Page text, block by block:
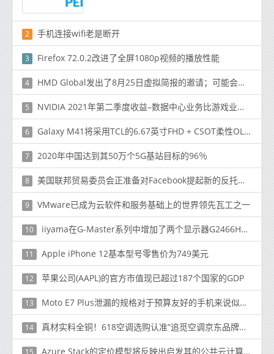
2 手机连接wifi老是断开
3 Firefox 72.0.2改进了全屏1080p视频的播放性能
4 HMD Global发出了8月25日虚拟简报的邀请；可能会宣布诺基亚5.3
5 NVIDIA 2021年第二季度收益–数据中心业务比游戏业务更光明
6 Galaxy M41将采用TCL的6.67英寸FHD + CSOT柔性OLED面板
7 2020年中国达到其50万个5G基站目标的96％
8 美国联邦贸易委员会正准备对Facebook提起新的反托拉斯案
9 VMware已成为云软件和服务基础上的世界领先瓦工之一
10 iiyama在G-Master系列中增加了两个显示器G2466HSU和GB3266QSU
11 Apple iPhone 12基本型号零售价为749美元
12 苹果公司(AAPL)的官方市值现已超过187个国家的GDP
13 Moto E7 Plus泄漏的规格对于预算友好的手机来说似乎很完美
14 真材实料全铜！618空调选购认准“追觅空调京东品牌日”，锁定新品首发福
15 Azure Stack的定价模型将反映出启发其的公共云计算平台的定价模型